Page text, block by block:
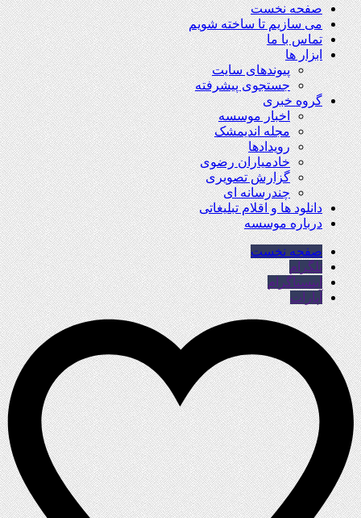
صفحه نخست
می سازیم تا ساخته شویم
تماس با ما
ابزار ها
پیوندهای سایت
جستجوی پیشرفته
گروه خبری
اخبار موسسه
مجله اندیمشک
رویدادها
خادمیاران رضوی
گزارش تصویری
چندرسانه ای
دانلود ها و اقلام تبلیغاتی
درباره موسسه
صفحه نخست
تلگرام
اینستاگرام
آپارات